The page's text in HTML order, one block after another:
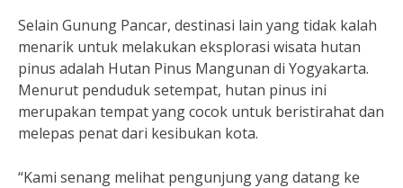
Selain Gunung Pancar, destinasi lain yang tidak kalah
menarik untuk melakukan eksplorasi wisata hutan
pinus adalah Hutan Pinus Mangunan di Yogyakarta.
Menurut penduduk setempat, hutan pinus ini
merupakan tempat yang cocok untuk beristirahat dan
melepas penat dari kesibukan kota.
“Kami senang melihat pengunjung yang datang ke